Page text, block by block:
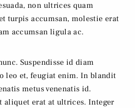
non ultrices quam
turpis accumsan, molestie erat
accumsan ligula ac.
Suspendisse id diam
leo et, feugiat enim. In blandit
metus venenatis id.
aliquet erat at ultrices. Integer